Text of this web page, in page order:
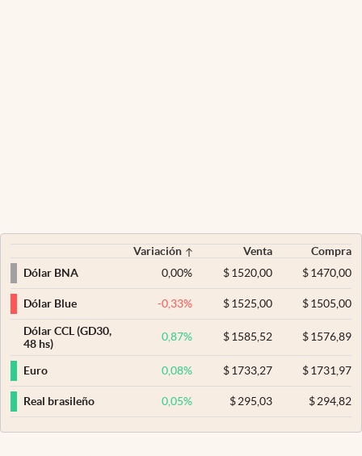
Variación Venta
Compra
Dólar BNA
0,00% $ 1520,00 $1470,00
Dólar Blue -0,33% $ 1525,00 $1505,00
Dólar CCL (GD30,
48 hs)
0,87% $ 1585,52 $1576,89
Euro 0,08% $ 1733,27 $1731,97
Real brasileño 0,05% $ 295,03 $294,82